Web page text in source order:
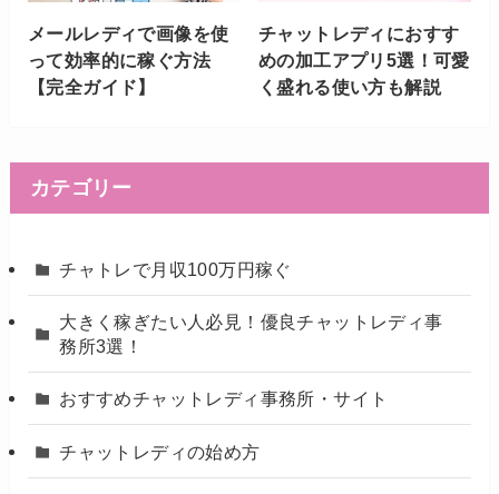
メールレディで画像を使
って効率的に稼ぐ方法
【完全ガイド】
チャットレディにおすす
めの加工アプリ5選！可愛
く盛れる使い方も解説
カテゴリー
チャトレで月収100万円稼ぐ
大きく稼ぎたい人必見！優良チャットレディ事
務所3選！
おすすめチャットレディ事務所・サイト
チャットレディの始め方